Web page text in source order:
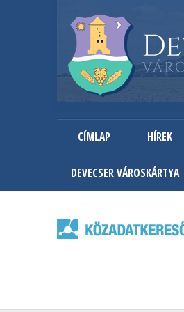
CÍMLAP HÍREK
DEVECSER VÁROSKÁRTYA